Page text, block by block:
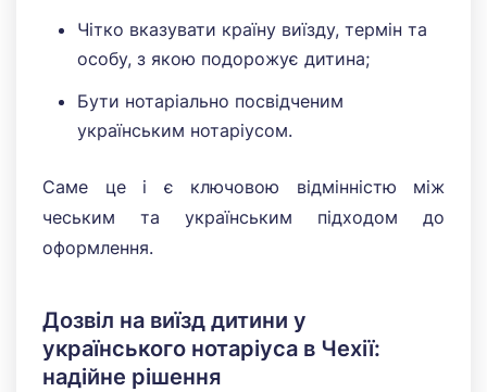
Чітко вказувати країну виїзду, термін та
особу, з якою подорожує дитина;
Бути нотаріально посвідченим
українським нотаріусом.
Саме це і є ключовою відмінністю між
чеським та українським підходом до
оформлення.
Дозвіл на виїзд дитини у
українського нотаріуса в Чехії:
надійне рішення